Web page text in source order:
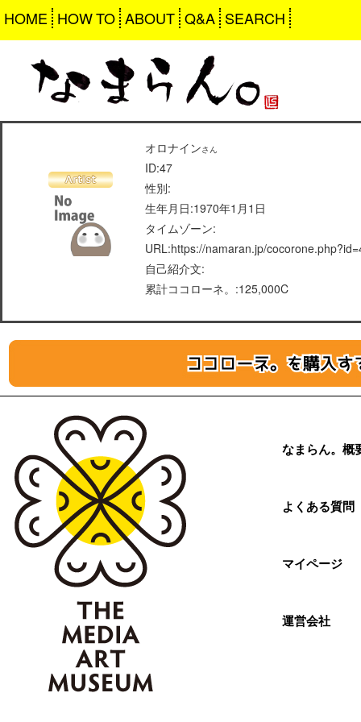
HOME HOW TO ABOUT Q&A SEARCH
オロナインさん
ID:47
性別:
生年月日:1970年1月1日
タイムゾーン:
URL:https://namaran.jp/
自己紹介文:
累計ココローネ。:125,000C
なまらん。概
よくある質問
マイページ
運営会社